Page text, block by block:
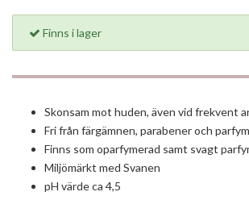
Finns i lager
Skonsam mot huden, även vid frekvent
Fri från färgämnen, parabener och parfym
Finns som oparfymerad samt svagt
Miljömärkt med Svanen
pH värde ca 4,5